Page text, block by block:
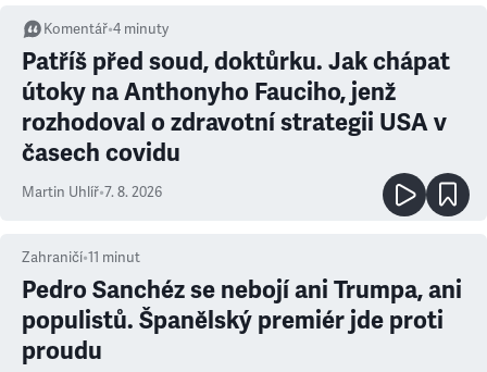
Komentář•4 minuty
Patříš před soud, doktůrku. Jak chápat
útoky na Anthonyho Fauciho, jenž
rozhodoval o zdravotní strategii USA v
časech covidu
Martin Uhlíř•7. 8. 2026
Zahraničí•11 minut
Pedro Sanchéz se nebojí ani Trumpa, ani
populistů. Španělský premiér jde proti
proudu